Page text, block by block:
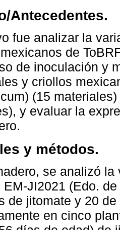
Antecedentes.
fue analizar la
de
de inoculación y
y criollos
(15
y evaluar la
y métodos.
se analizó
EM-JI2021 (Edo.
de jitomate y 20
en cinco